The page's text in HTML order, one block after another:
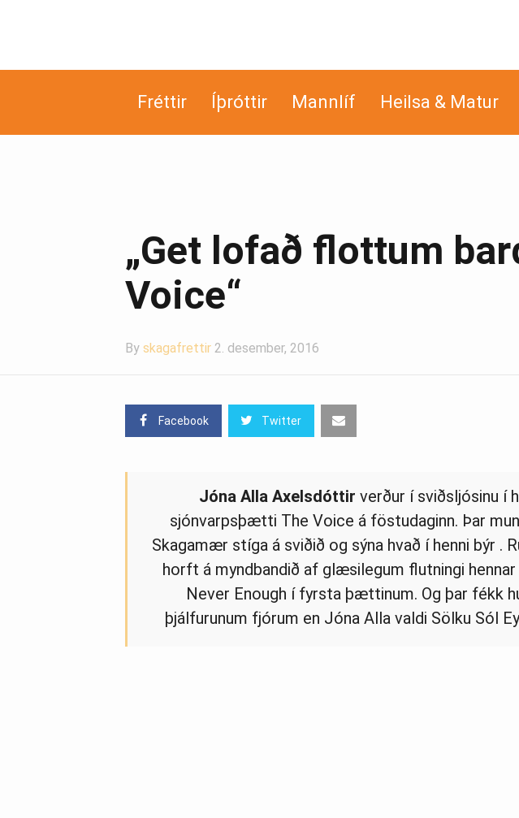
Fréttir Íþróttir Mannlíf Heilsa & Matur
„Get lofað flottum
Voice“
By skagafrettir 2. desember, 2016
Facebook Twitter
Jóna Alla Axelsdóttir verður í sviðsljósinu í
sjónvarpsþætti The Voice á föstudaginn. Þar
Skagamær stíga á sviðið og sýna hvað í henni býr .
horft á myndbandið af glæsilegum flutningi
Never Enough í fyrsta þættinum. Og þar fékk
þjálfurunum fjórum en Jóna Alla valdi Sölku Sól